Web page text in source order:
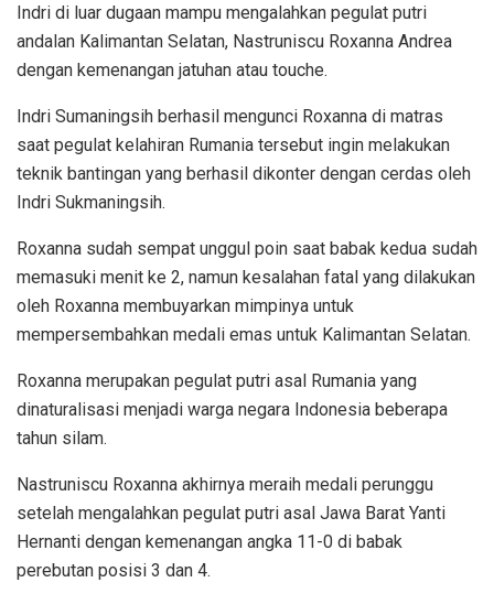
Indri di luar dugaan mampu mengalahkan pegulat putri
andalan Kalimantan Selatan, Nastruniscu Roxanna Andrea
dengan kemenangan jatuhan atau touche.
Indri Sumaningsih berhasil mengunci Roxanna di matras
saat pegulat kelahiran Rumania tersebut ingin melakukan
teknik bantingan yang berhasil dikonter dengan cerdas oleh
Indri Sukmaningsih.
Roxanna sudah sempat unggul poin saat babak kedua sudah
memasuki menit ke 2, namun kesalahan fatal yang dilakukan
oleh Roxanna membuyarkan mimpinya untuk
mempersembahkan medali emas untuk Kalimantan Selatan.
Roxanna merupakan pegulat putri asal Rumania yang
dinaturalisasi menjadi warga negara Indonesia beberapa
tahun silam.
Nastruniscu Roxanna akhirnya meraih medali perunggu
setelah mengalahkan pegulat putri asal Jawa Barat Yanti
Hernanti dengan kemenangan angka 11-0 di babak
perebutan posisi 3 dan 4.